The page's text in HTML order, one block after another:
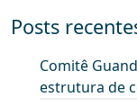
Posts
Comitê
estrutura de